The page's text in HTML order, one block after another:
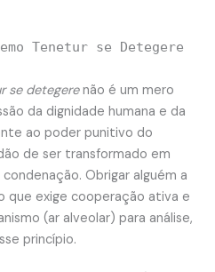
Tenetur se Detegere
se detegerenão é um mero
da dignidade humana e da
ao poder punitivo do
de ser transformado em
Obrigar alguém a
que exige cooperação ativa e
(ar alveolar) para análise,
princípio.